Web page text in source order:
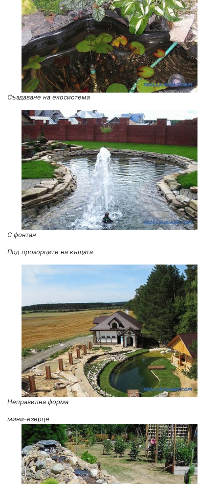
Създаване на екосистема
С фонтан
Под прозорците на къщата
Неправилна форма
мини-езерце